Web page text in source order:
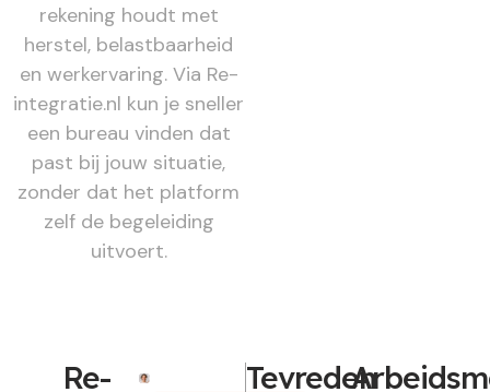
rekening houdt met
herstel, belastbaarheid
en werkervaring. Via Re-
integratie.nl kun je sneller
een bureau vinden dat
past bij jouw situatie,
zonder dat het platform
zelf de begeleiding
uitvoert.
Re-
Tevreden